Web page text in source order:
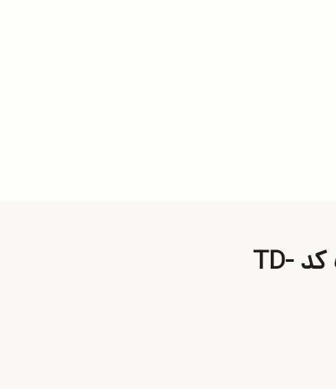
درباره پرده زبرا طرح کودک ملوان زرنگ کد TD-